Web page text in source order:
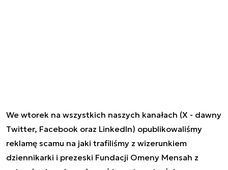
We wtorek na wszystkich naszych kanałach (X - dawny
Twitter, Facebook oraz LinkedIn) opublikowaliśmy
reklamę scamu na jaki trafiliśmy z wizerunkiem
dziennikarki i prezeski Fundacji Omeny Mensah z